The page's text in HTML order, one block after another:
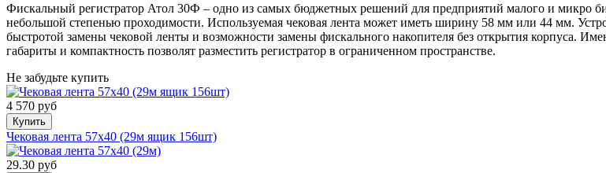
Фискальный регистратор Атол 30Ф – одно из самых бюджетных решений для предприятий малого и микро
небольшой степенью проходимости. Используемая чековая лента может иметь ширину 58 мм или 44 мм.
быстротой замены чековой ленты и возможности замены фискального накопителя без открытия корпуса.
габариты и компактность позволят разместить регистратор в ограниченном пространстве.
Не забудьте купить
4 570 руб
Купить
Чековая лента 57х40 (29м ящик 156шт)
29.30 руб